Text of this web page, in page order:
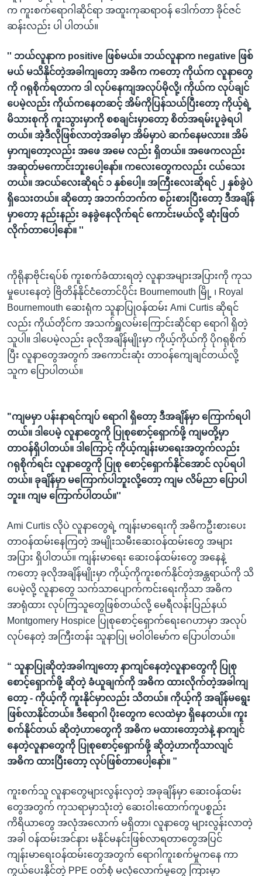
က ကူးစက်ရောဂါဆိုင်ရာ အထူးကုဆရာဝန် ဒေါက်တာ ခိုင်ဇင်
ဆန်းလည်း ပါ ပါတယ်။
'' ဘယ်လူနာက positive ဖြစ်မယ်။ ဘယ်လူနာက negative ဖြစ်
မယ် မသိနိုင်တဲ့အခါကျတော့ အဓိက ကတော့ ကိုယ်က လူနာတွေ
ကို ဂရုစိုက်ရတာက ဒါ လုပ်နေကျအလုပ်မိုလို့၊ ကိုယ်က လုပ်ချင်
ပေမဲ့လည်း ကိုယ်ကနေတဆင့် အိမ်ကိုပြန်သယ်ပြီးတော့ ကိုယ့်ရဲ့
မိသားစုကို ကူးသွားမှာကို စစချင်းမှာတော့ စိတ်အရမ်းပူခဲ့ရပါ
တယ်။ အဲ့ဒီလိုဖြစ်လာတဲ့အခါမှာ အိမ်မှာပဲ ဆက်နေမလား။ အိမ်
မှာကျတော့လည်း အဖေ အမေ လည်း ရှိတယ်။ အဖေကလည်း
အဆုတ်မကောင်းဘူးပေါ့နော်။ ကလေးတွေကလည်း ငယ်သေး
တယ်။ အငယ်လေးဆိုရင် ၁ နှစ်ပေါ့။ အကြီးလေးဆိုရင် ၂ နှစ်ခွဲပဲ
ရှိသေးတယ်။ ဆိုတော့ အဘက်ဘက်က စဉ်းစားပြီးတော့ ဒီအချိန်
မှာတော့ နည်းနည်း ခနခွဲနေလိုက်ရင် ကောင်းမယ်လို့ ဆုံးဖြတ်
လိုက်တာပေါ့နော်။ ''
ကိုရိုနာဗိုင်းရပ်စ် ကူးစက်ခံထားရတဲ့ လူနာအများအပြားကို ကုသ
မှုပေးနေတဲ့ ဗြိတိန်နိုင်ငံတောင်ပိုင်း Bournemouth မြို့ ၊ Royal
Bournemouth ဆေးရုံက သူနာပြုဝန်ထမ်း Ami Curtis ဆိုရင်
လည်း ကိုယ်တိုင်က အသက်ရှူလမ်းကြောင်းဆိုင်ရာ ရောဂါ ရှိတဲ့
သူပါ။ ဒါပေမဲ့လည်း ခုလိုအချိန်မျိုးမှာ ကိုယ့်ကိုယ်ကို ပိုဂရုစိုက်
ပြီး လူနာတွေအတွက် အကောင်းဆုံး တာဝန်ကျေချင်တယ်လို့
သူက ပြောပါတယ်။
"ကျမမှာ ပန်းနာရင်ကျပ် ရောဂါ ရှိတော့ ဒီအချိန်မှာ ကြောက်ရပါ
တယ်။ ဒါပေမဲ့ လူနာတွေကို ပြုစုစောင့်ရှောက်ဖို့ ကျမတို့မှာ
တာဝန်ရှိပါတယ်။ ဒါကြောင့် ကိုယ့်ကျန်းမာရေးအတွက်လည်း
ဂရုစိုက်ရင်း လူနာတွေကို ပြုစု စောင့်ရှောက်နိုင်အောင် လုပ်ရပါ
တယ်။ ခုချိန်မှာ မကြောက်ပါဘူးလို့တော့ ကျမ လိမ်ညာ ပြောပါ
ဘူး။ ကျမ ကြောက်ပါတယ်။''
Ami Curtis လိုပဲ လူနာတွေရဲ့ ကျန်းမာရေးကို အဓိကဦးစားပေး
တာဝန်ထမ်းနေကြတဲ့ အမျိုးသမီးဆေးဝန်ထမ်းတွေ အများ
အပြား ရှိပါတယ်။ ကျန်းမာရေး ဆေးဝန်ထမ်းတွေ အနေနဲ့
ကတော့ ခုလိုအချိန်မျိုးမှာ ကိုယ့်ကိုကူးစက်နိုင်တဲ့အန္တရာယ်ကို သိ
ပေမဲ့လို့ လူနာတွေ သက်သာပျောက်ကင်းရေးကိုသာ အဓိက
အာရုံထား လုပ်ကြသူတွေဖြစ်တယ်လို့ မေရီလန်းပြည်နယ်
Montgomery Hospice ပြုစုစောင့်ရှောက်ရေးဂေဟာမှာ အလုပ်
လုပ်နေတဲ့ အကြီးတန်း သူနာပြု မဝါဝါမော်က ပြောပါတယ်။
“ သူနာပြုဆိုတဲ့အခါကျတော့ နာကျင်နေတဲ့လူနာတွေကို ပြုစု
စောင့်ရှောက်ဖို့ ဆိုတဲ့ ခံယူချက်ကို အဓိက ထားလိုက်တဲ့အခါကျ
တော့ - ကိုယ့်ကို ကူးနိုင်မှာလည်း သိတယ်။ ကိုယ့်ကို အချိန်မရွေး
ဖြစ်လာနိုင်တယ်။ ဒီရောဂါ ပိုးတွေက လေထဲမှာ ရှိနေတယ်။ ကူး
စက်နိုင်တယ် ဆိုတဲ့ဟာတွေကို အဓိက မထားတော့ဘဲနဲ့ နာကျင်
နေတဲ့လူနာတွေကို ပြုစုစောင့်ရှောက်ဖို့ ဆိုတဲ့ဟာကိုသာလျင်
အဓိက ထားပြီးတော့ လုပ်ဖြစ်တာပေါ့နော်။ ”
ကူးစက်သူ လူနာတွေများလွန်းလှတဲ့ အခုချိန်မှာ ဆေးဝန်ထမ်း
တွေအတွက် ကုသရာမှာသုံးတဲ့ ဆေးဝါးထောက်ကူပစ္စည်း
ကိရိယာတွေ အလုံအလောက် မရှိတာ၊ လူနာတွေ များလွန်းလာတဲ့
အခါ ဝန်ထမ်းအင်နား မနိုင်မနင်းဖြစ်လာရတာတွေအပြင်
ကျန်းမာရေးဝန်ထမ်းတွေအတွက် ရောဂါကူးစက်မှုကနေ ကာ
ကွယ်ပေးနိုင်တဲ့ PPE ဝတ်စုံ မလုံလောက်မှုတွေ ကြားမှာ